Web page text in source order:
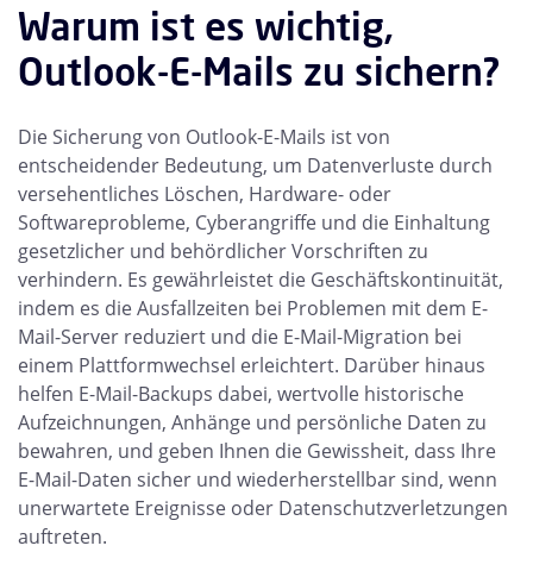
Warum ist es wichtig,
Outlook-E-Mails zu sichern?
Die Sicherung von Outlook-E-Mails ist von
entscheidender Bedeutung, um Datenverluste durch
versehentliches Löschen, Hardware- oder
Softwareprobleme, Cyberangriffe und die Einhaltung
gesetzlicher und behördlicher Vorschriften zu
verhindern. Es gewährleistet die Geschäftskontinuität,
indem es die Ausfallzeiten bei Problemen mit dem E-
Mail-Server reduziert und die E-Mail-Migration bei
einem Plattformwechsel erleichtert. Darüber hinaus
helfen E-Mail-Backups dabei, wertvolle historische
Aufzeichnungen, Anhänge und persönliche Daten zu
bewahren, und geben Ihnen die Gewissheit, dass Ihre
E-Mail-Daten sicher und wiederherstellbar sind, wenn
unerwartete Ereignisse oder Datenschutzverletzungen
auftreten.